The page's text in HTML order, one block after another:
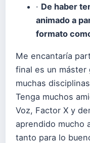
· De haber
animado a
formato
Me encantaría
final es un máster
muchas
Tenga muchos
Voz, Factor X y
aprendido mucho
tanto para lo